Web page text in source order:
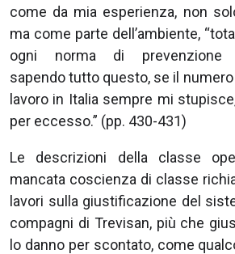
come da mia esperienza, non
ma come parte dell’ambiente,
ogni norma di prevenzione
sapendo tutto questo, se il
lavoro in Italia sempre mi
per eccesso.” (pp. 430-431)
Le descrizioni della classe
mancata coscienza di classe
lavori sulla giustificazione del
compagni di Trevisan, più che
lo danno per scontato, come